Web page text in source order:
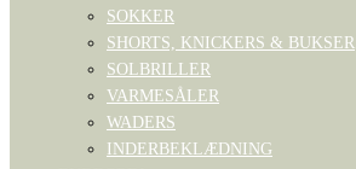
SOKKER
SHORTS, KNICKERS & BUKSER
SOLBRILLER
VARMESÅLER
WADERS
INDERBEKLÆDNING